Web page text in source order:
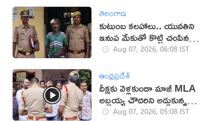
తెలంగాణ
కుటుంబ కలహాలు.. యువతిని
ఇనుప మేకుతో కొట్టి చంపిన
తండ్రిAug 07, 2026, 06:08 IST
ఆంధ్రప్రదేశ్
దీక్షకు వెళ్లకుండా మాజీ MLA
అబ్బ‌య్య చౌద‌రిని అడ్డుకున్న
పోలీసులు (వీడియో)
Aug 07, 2026, 05:08 IST